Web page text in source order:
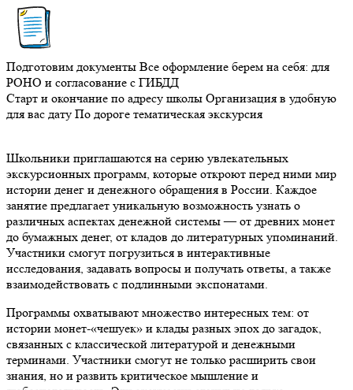
Подготовим документы Все оформление берем на себя: для
РОНО и согласование с ГИБДД
Старт и окончание по адресу школы Организация в удобную
для вас дату По дороге тематическая экскурсия
Школьники приглашаются на серию увлекательных
экскурсионных программ, которые откроют перед ними мир
истории денег и денежного обращения в России. Каждое
занятие предлагает уникальную возможность узнать о
различных аспектах денежной системы — от древних монет
до бумажных денег, от кладов до литературных упоминаний.
Участники смогут погрузиться в интерактивные
исследования, задавать вопросы и получать ответы, а также
взаимодействовать с подлинными экспонатами.
Программы охватывают множество интересных тем: от
истории монет-«чешуек» и клады разных эпох до загадок,
связанных с классической литературой и денежными
терминами. Участники смогут не только расширить свои
знания, но и развить критическое мышление и